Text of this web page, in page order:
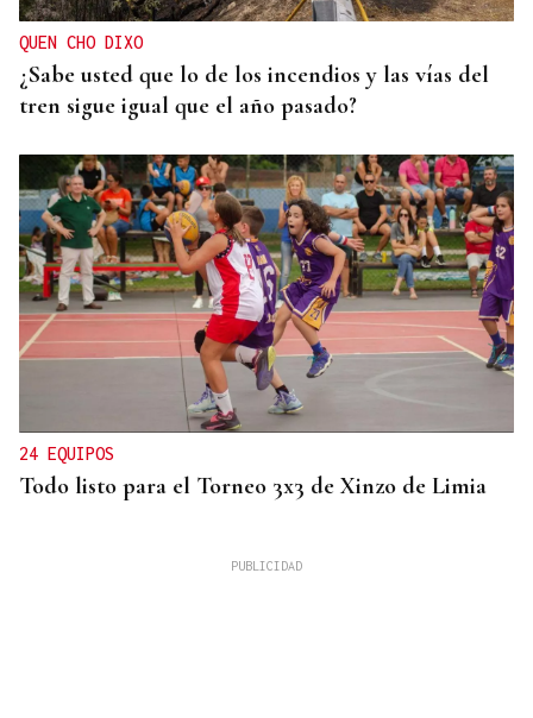
QUEN CHO DIXO
¿Sabe usted que lo de los incendios y las vías del
tren sigue igual que el año pasado?
24 EQUIPOS
Todo listo para el Torneo 3x3 de Xinzo de Limia